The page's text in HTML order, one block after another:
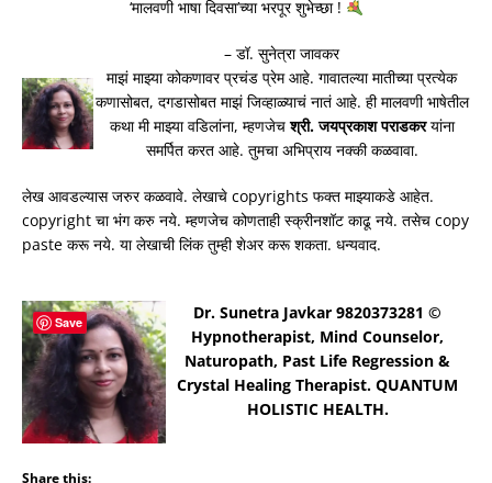
‘मालवणी भाषा दिवसा’च्या भरपूर शुभेच्छा !
– डॉ. सुनेत्रा जावकर
माझं माझ्या कोकणावर प्रचंड प्रेम आहे. गावातल्या मातीच्या प्रत्येक
कणासोबत, दगडासोबत माझं जिव्हाळ्याचं नातं आहे. ही मालवणी भाषेतील
कथा मी माझ्या वडिलांना, म्हणजेचश्री. जयप्रकाश पराडकरयांना
समर्पित करत आहे. तुमचा अभिप्राय नक्की कळवावा.
लेख आवडल्यास जरुर कळवावे. लेखाचे copyrights फक्त माझ्याकडे आहेत.
copyright चा भंग करु नये. म्हणजेच कोणताही स्क्रीनशॉट काढू नये. तसेच copy
paste करू नये. या लेखाची लिंक तुम्ही शेअर करू शकता. धन्यवाद.
Dr. Sunetra Javkar 9820373281 ©
Hypnotherapist, Mind Counselor,
Naturopath, Past Life Regression &
Crystal Healing Therapist. QUANTUM
HOLISTIC HEALTH.
Share this:
Save